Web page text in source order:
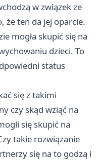
w związek ze
że ten da jej oparcie.
mogła skupić się na
dzieci. To
status
się z takimi
czy skąd wziąć na
się skupić na
takie rozwiązanie
się na to godzą i